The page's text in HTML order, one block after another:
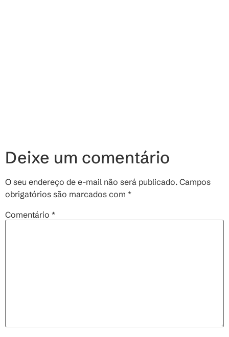
Deixe um comentário
O seu endereço de e-mail não será publicado. Campos
obrigatórios são marcados com *
Comentário *